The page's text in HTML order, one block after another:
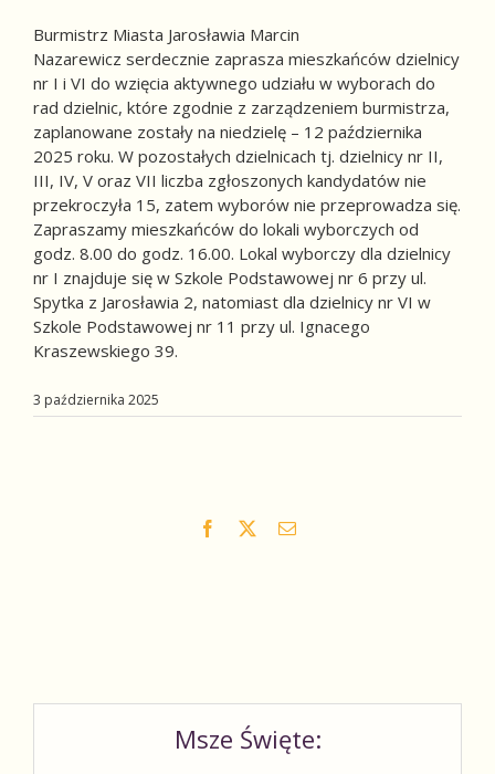
Burmistrz Miasta Jarosławia Marcin
Nazarewicz serdecznie zaprasza mieszkańców dzielnicy
nr I i VI do wzięcia aktywnego udziału w wyborach do
rad dzielnic, które zgodnie z zarządzeniem burmistrza,
zaplanowane zostały na niedzielę – 12 października
2025 roku. W pozostałych dzielnicach tj. dzielnicy nr II,
III, IV, V oraz VII liczba zgłoszonych kandydatów nie
przekroczyła 15, zatem wyborów nie przeprowadza się.
Zapraszamy mieszkańców do lokali wyborczych od
godz. 8.00 do godz. 16.00. Lokal wyborczy dla dzielnicy
nr I znajduje się w Szkole Podstawowej nr 6 przy ul.
Spytka z Jarosławia 2, natomiast dla dzielnicy nr VI w
Szkole Podstawowej nr 11 przy ul. Ignacego
Kraszewskiego 39.
3 października 2025
Facebook Email
Msze Święte: